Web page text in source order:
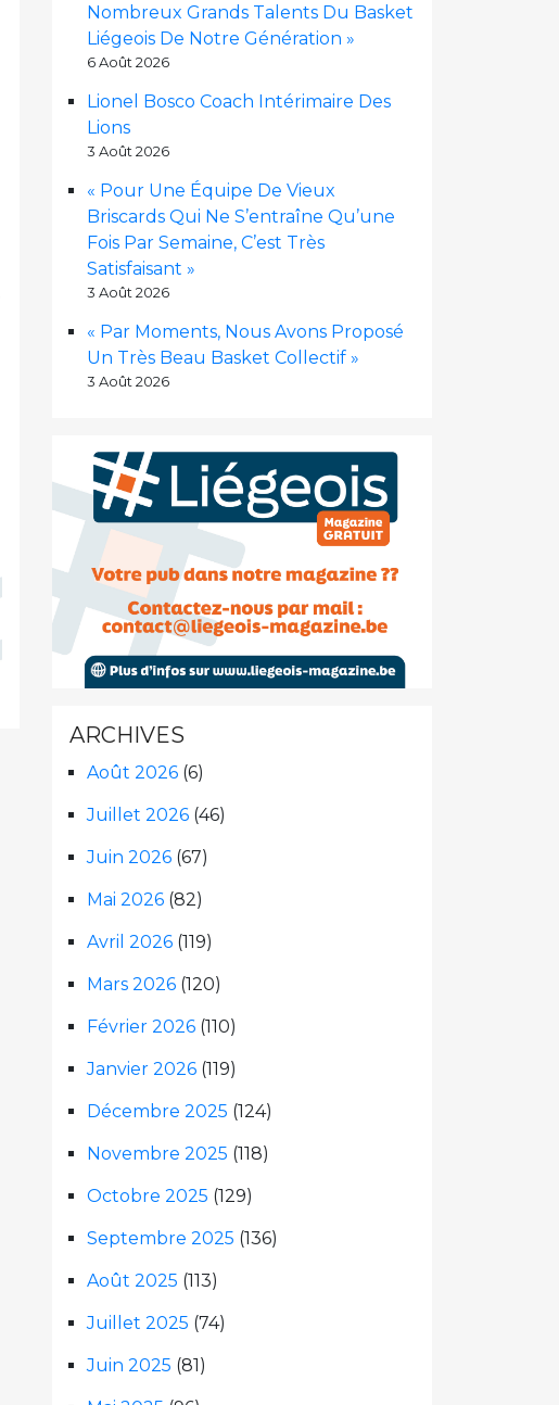
Nombreux Grands Talents Du Basket
Liégeois De Notre Génération »
6 Août 2026
Lionel Bosco Coach Intérimaire Des
Lions
3 Août 2026
« Pour Une Équipe De Vieux
Briscards Qui Ne S’entraîne Qu’une
Fois Par Semaine, C’est Très
Satisfaisant »
3 Août 2026
« Par Moments, Nous Avons Proposé
Un Très Beau Basket Collectif »
3 Août 2026
ARCHIVES
Août 2026 (6)
Juillet 2026 (46)
Juin 2026 (67)
Mai 2026 (82)
Avril 2026 (119)
Mars 2026 (120)
Février 2026 (110)
Janvier 2026 (119)
Décembre 2025 (124)
Novembre 2025 (118)
Octobre 2025 (129)
Septembre 2025 (136)
Août 2025 (113)
Juillet 2025 (74)
Juin 2025 (81)